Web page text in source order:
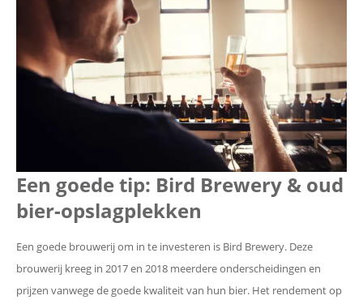
Een goede tip: Bird Brewery & oud
bier-opslagplekken
Een goede brouwerij om in te investeren is Bird Brewery. Deze
brouwerij kreeg in 2017 en 2018 meerdere onderscheidingen en
prijzen vanwege de goede kwaliteit van hun bier. Het rendement op